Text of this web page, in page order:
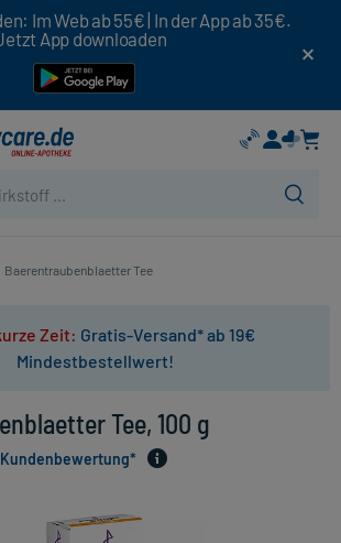
Im Web ab 55€ | In der App ab 35€.
App downloaden
Baerentraubenblaetter Tee
Zeit: Gratis-Versand* ab 19€
Mindestbestellwert!
Tee, 100 g
Kundenbewertung*